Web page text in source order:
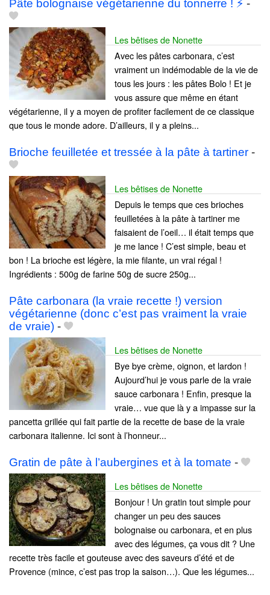
Pâte bolognaise végétarienne du tonnerre ! ⚡ -
Les bêtises de Nonette
Avec les pâtes carbonara, c’est
vraiment un indémodable de la vie de
tous les jours : les pâtes Bolo ! Et je
vous assure que même en étant
végétarienne, il y a moyen de profiter facilement de ce classique
que tous le monde adore. D’ailleurs, il y a pleins...
Brioche feuilletée et tressée à la pâte à tartiner -
Les bêtises de Nonette
Depuis le temps que ces brioches
feuilletées à la pâte à tartiner me
faisaient de l’oeil… il était temps que
je me lance ! C’est simple, beau et
bon ! La brioche est légère, la mie filante, un vrai régal !
Ingrédients : 500g de farine 50g de sucre 250g...
Pâte carbonara (la vraie recette !) version
végétarienne (donc c’est pas vraiment la vraie
de vraie) -
Les bêtises de Nonette
Bye bye crème, oignon, et lardon !
Aujourd’hui je vous parle de la vraie
sauce carbonara ! Enfin, presque la
vraie… vue que là y a impasse sur la
pancetta grillée qui fait partie de la recette de base de la vraie
carbonara italienne. Ici sont à l’honneur...
Gratin de pâte à l’aubergines et à la tomate -
Les bêtises de Nonette
Bonjour ! Un gratin tout simple pour
changer un peu des sauces
bolognaise ou carbonara, et en plus
avec des légumes, ça vous dit ? Une
recette très facile et gouteuse avec des saveurs d’été et de
Provence (mince, c’est pas trop la saison…). Que les légumes...